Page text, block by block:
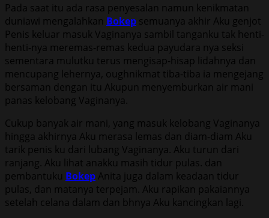
Pada saat itu ada rasa penyesalan namun kenikmatan
duniawi mengalahkan Bokep semuanya akhir Aku genjot
Penis keluar masuk Vaginanya sambil tanganku tak henti-
henti-nya meremas-remas kedua payudara nya seksi
sementara mulutku terus mengisap-hisap lidahnya dan
mencupang lehernya, oughnikmat tiba-tiba ia mengejang
bersaman dengan itu Akupun menyemburkan air mani
panas kelobang Vaginanya.
Cukup banyak air mani, yang masuk kelobang Vaginanya
hingga akhirnya Aku merasa lemas dan diam-diam Aku
tarik penis ku dari lubang Vaginanya. Aku turun dari
ranjang. Aku lihat anakku masih tidur pulas. dan
pembantuku Bokep Anita juga dalam keadaan tidur
pulas, dan matanya terpejam. Aku rapikan pakaiannya
setelah celana dalam dan bhnya Aku kancingkan lagi.